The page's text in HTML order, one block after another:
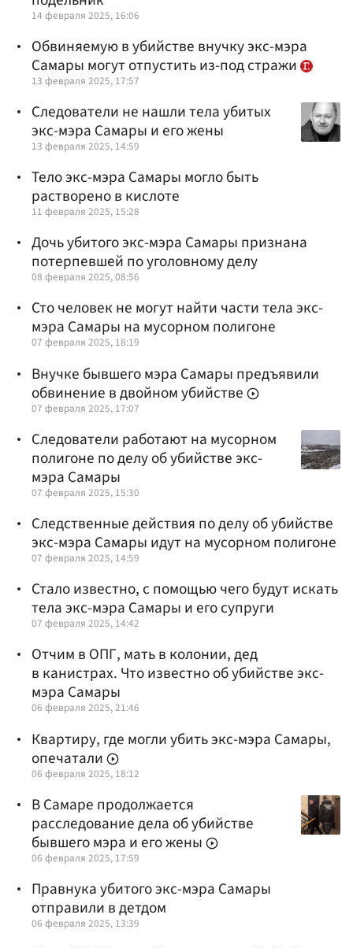
14 февраля 2025, 16:06
Обвиняемую в убийстве внучку экс-мэра
Самары могут отпустить из-под стражи
13 февраля 2025, 17:57
Следователи не нашли тела убитых
экс-мэра Самары и его жены
13 февраля 2025, 14:59
Тело экс-мэра Самары могло быть
растворено в кислоте
11 февраля 2025, 15:28
Дочь убитого экс-мэра Самары признана
потерпевшей по уголовному делу
08 февраля 2025, 08:56
Сто человек не могут найти части тела экс-
мэра Самары на мусорном полигоне
07 февраля 2025, 18:19
Внучке бывшего мэра Самары предъявили
обвинение в двойном убийстве
07 февраля 2025, 17:07
Следователи работают на мусорном
полигоне по делу об убийстве экс-
мэра Самары
07 февраля 2025, 15:30
Следственные действия по делу об убийстве
экс-мэра Самары идут на мусорном полигоне
07 февраля 2025, 14:59
Стало известно, с помощью чего будут искать
тела экс-мэра Самары и его супруги
07 февраля 2025, 14:42
Отчим в ОПГ, мать в колонии, дед
в канистрах. Что известно об убийстве экс-
мэра Самары
06 февраля 2025, 21:46
Квартиру, где могли убить экс-мэра Самары,
опечатали
06 февраля 2025, 18:12
В Самаре продолжается
расследование дела об убийстве
бывшего мэра и его жены
06 февраля 2025, 17:59
Правнука убитого экс-мэра Самары
отправили в детдом
06 февраля 2025, 13:39